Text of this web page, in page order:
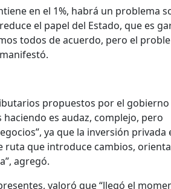
en el 1%, habrá un problema
el papel del Estado, que es
todos de acuerdo, pero el
propuestos por el gobierno
es audaz, complejo, pero
ya que la inversión privada
ruta que introduce cambios,
agregó.
valoró que “llegó el